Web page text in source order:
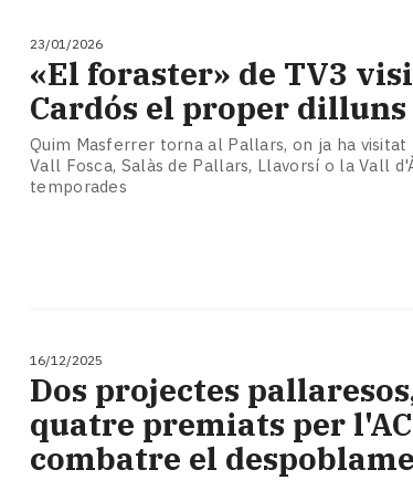
23/01/2026
«El foraster» de TV3
Cardós el proper dilluns
Quim Masferrer torna al Pallars, on ja ha
Vall Fosca, Salàs de Pallars, Llavorsí o la Vall
temporades
16/12/2025
Dos projectes
quatre premiats per
combatre el